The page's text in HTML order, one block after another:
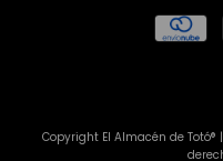
Copyright El Almacén de